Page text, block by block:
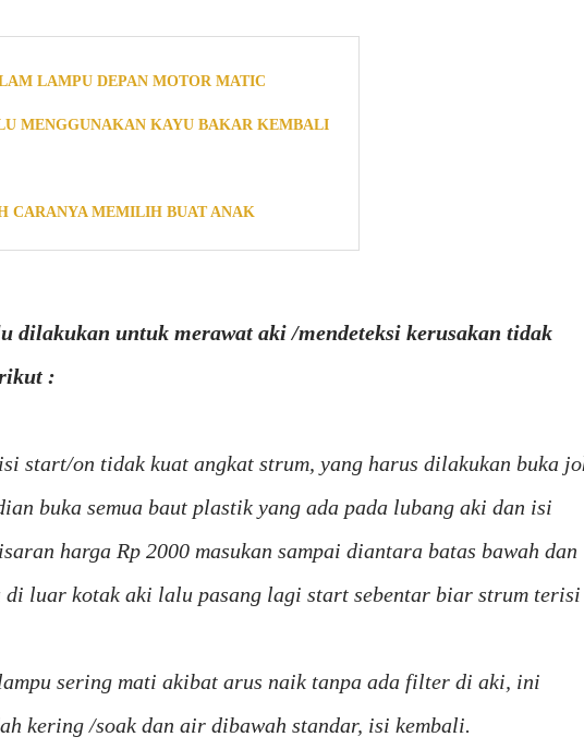
LAMPU DEPAN MOTOR MATIC
MENGGUNAKAN KAYU BAKAR KEMBALI
CARANYA MEMILIH BUAT ANAK
dilakukan untuk merawat aki /mendeteksi kerusakan tidak
:
start/on tidak kuat angkat strum, yang harus dilakukan buka
buka semua baut plastik yang ada pada lubang aki dan isi
harga Rp 2000 masukan sampai diantara batas bawah dan
di luar kotak aki lalu pasang lagi start sebentar biar strum terisi
sering mati akibat arus naik tanpa ada filter di aki, ini
kering /soak dan air dibawah standar, isi kembali.